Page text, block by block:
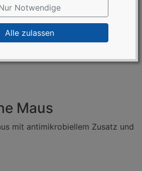
Notwendige
Alle zulassen
Maus
mit antimikrobiellem Zusatz und